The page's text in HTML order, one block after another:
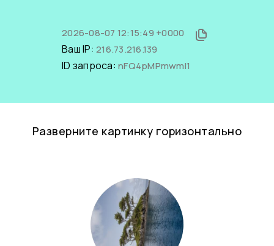
2026-08-07 12:15:49 +0000
Ваш IP: 216.73.216.139
ID запроса: nFQ4pMPmwmI1
Разверните картинку горизонтально